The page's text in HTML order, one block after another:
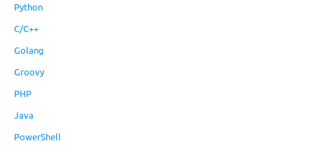
Python
C/C++
Golang
Groovy
PHP
Java
PowerShell